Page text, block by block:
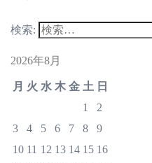
検索:
2026年8月
月 火 水 木 金 土 日
1
2
3
4 5 6 7 8
9
10 11 12 13 14 15 16